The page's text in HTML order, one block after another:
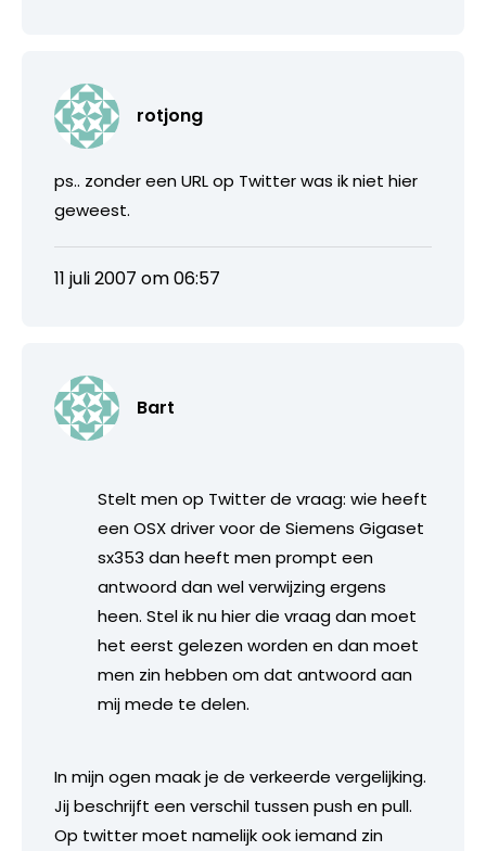
rotjong
ps.. zonder een URL op Twitter was ik niet hier
geweest.
11 juli 2007 om 06:57
Bart
Stelt men op Twitter de vraag: wie heeft
een OSX driver voor de Siemens Gigaset
sx353 dan heeft men prompt een
antwoord dan wel verwijzing ergens
heen. Stel ik nu hier die vraag dan moet
het eerst gelezen worden en dan moet
men zin hebben om dat antwoord aan
mij mede te delen.
In mijn ogen maak je de verkeerde vergelijking.
Jij beschrijft een verschil tussen push en pull.
Op twitter moet namelijk ook iemand zin